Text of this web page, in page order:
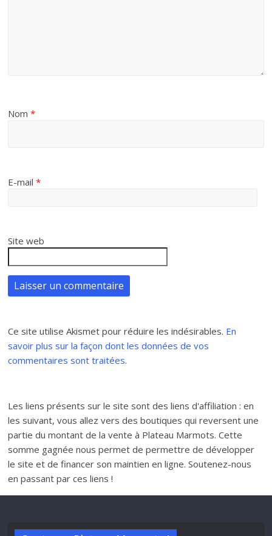
Nom*
E-mail*
Site web
Ce site utilise Akismet pour réduire les indésirables. En
savoir plus sur la façon dont les données de vos
commentaires sont traitées.
Les liens présents sur le site sont des liens d'affiliation : en
les suivant, vous allez vers des boutiques qui reversent une
partie du montant de la vente à Plateau Marmots. Cette
somme gagnée nous permet de permettre de développer
le site et de financer son maintien en ligne. Soutenez-nous
en passant par ces liens !